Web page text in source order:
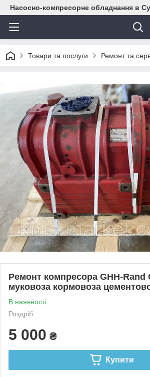
Насосно-компресорне обладнання в
Товари та послуги Ремонт та
Ремонт компресора GHH-Rand
муковоза кормовоза
В наявності
Роздріб
5 000 ₴
Купити